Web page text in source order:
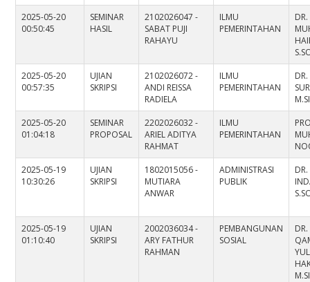
2025-05-20
00:50:45
SEMINAR
HASIL
2102026047 -
SABAT PUJI
RAHAYU
ILMU
PEMERINTAHAN
DR.
2025-05-20
00:57:35
UJIAN
SKRIPSI
2102026072 -
ANDI REISSA
RADIELA
ILMU
PEMERINTAHAN
M.SI
2025-05-20
01:04:18
SEMINAR
PROPOSAL
2202026032 -
ARIEL ADITYA
RAHMAT
ILMU
PEMERINTAHAN
2025-05-19
10:30:26
UJIAN
SKRIPSI
1802015056 -
MUTIARA
ANWAR
ADMINISTRASI
PUBLIK
2025-05-19
01:10:40
UJIAN
SKRIPSI
2002036034 -
ARY FATHUR
RAHMAN
PEMBANGUNAN
SOSIAL
DR.
M.SI